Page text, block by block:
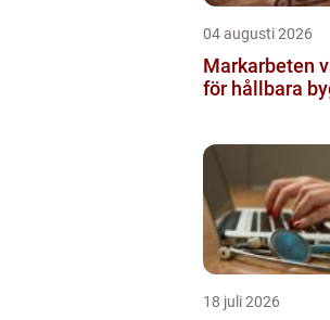
04 augusti 2026
Markarbeten växjö
för hållbara
18 juli 2026